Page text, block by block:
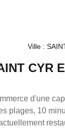
Ville :
CYR
d'une